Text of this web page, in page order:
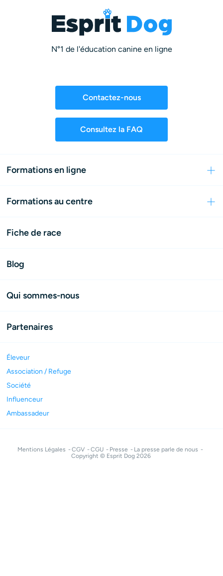
N°1 de l'éducation canine en ligne
Contactez-nous
Consultez la FAQ
Formations en ligne
Formations au centre
Fiche de race
Blog
Qui sommes-nous
Partenaires
Éleveur
Association / Refuge
Société
Influenceur
Ambassadeur
Mentions Légales CGV CGU Presse
La presse parle de nous
Copyright © Esprit Dog 2026